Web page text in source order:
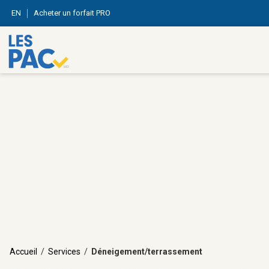
EN Acheter un forfait PRO
Accueil / Services / Déneigement/terrassement